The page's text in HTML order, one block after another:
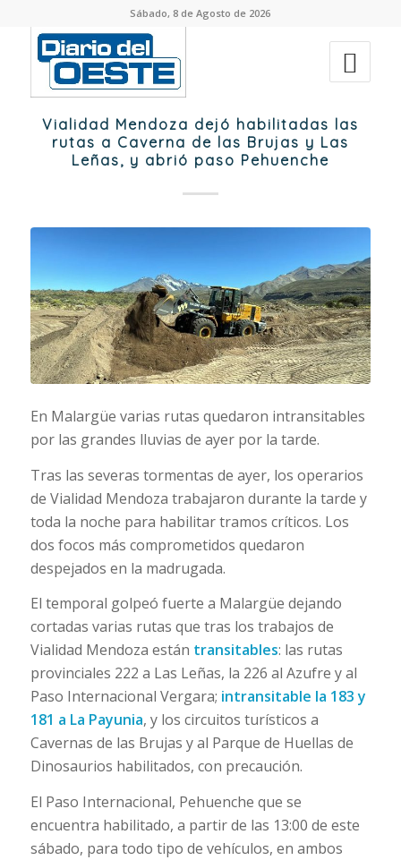
Sábado, 8 de Agosto de 2026
Vialidad Mendoza dejó habilitadas las
rutas a Caverna de las Brujas y Las
Leñas, y abrió paso Pehuenche
En Malargüe varias rutas quedaron intransitables
por las grandes lluvias de ayer por la tarde.
Tras las severas tormentas de ayer, los operarios
de Vialidad Mendoza trabajaron durante la tarde y
toda la noche para habilitar tramos críticos. Los
dos focos más comprometidos quedaron
despejados en la madrugada.
El temporal golpeó fuerte a Malargüe dejando
cortadas varias rutas que tras los trabajos de
Vialidad Mendoza están transitables: las rutas
provinciales 222 a Las Leñas, la 226 al Azufre y al
Paso Internacional Vergara; intransitable la 183 y
181 a La Payunia, y los circuitos turísticos a
Cavernas de las Brujas y al Parque de Huellas de
Dinosaurios habilitados, con precaución.
El Paso Internacional, Pehuenche que se
encuentra habilitado, a partir de las 13:00 de este
sábado, para todo tipo de vehículos, en ambos